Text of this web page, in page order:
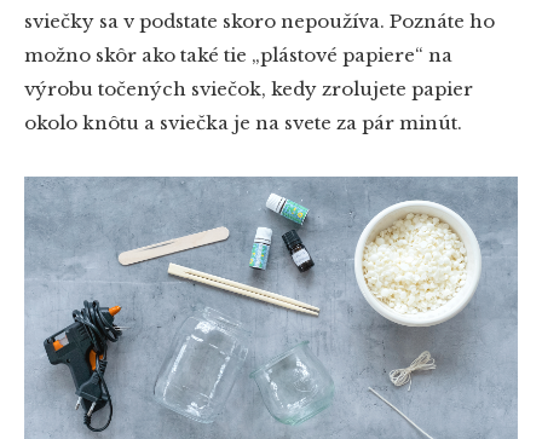
sviečky sa v podstate skoro nepoužíva. Poznáte ho
možno skôr ako také tie „plástové papiere“ na
výrobu točených sviečok, kedy zrolujete papier
okolo knôtu a sviečka je na svete za pár minút.